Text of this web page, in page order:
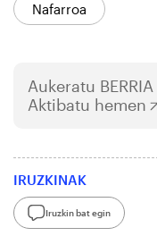
Nafarroa
Aukeratu BERRIA
Aktibatu hemen
IRUZKINAK
Iruzkin bat egin